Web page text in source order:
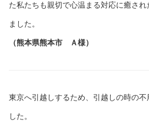
た私たちも親切で心温まる対応に癒さ
ました。
（熊本県熊本市 Ａ様）
東京へ引越しするため、引越しの時の
した。